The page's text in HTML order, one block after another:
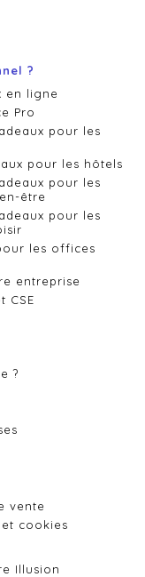
?
en ligne
Pro
pour les
pour les hôtels
pour les
être
pour les
les offices
entreprise
CSE
?
vente
cookies
Illusion